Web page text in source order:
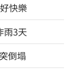
快樂
雨3天
倒塌